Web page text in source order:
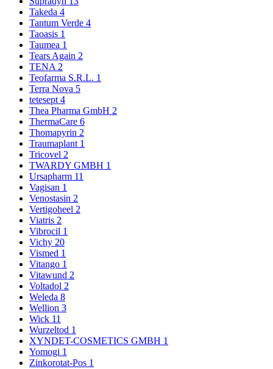
Takeda 4
Tantum Verde 4
Taoasis 1
Taumea 1
Tears Again 2
TENA 2
Teofarma S.R.L. 1
Terra Nova 5
tetesept 4
Thea Pharma GmbH 2
ThermaCare 6
Thomapyrin 2
Traumaplant 1
Tricovel 2
TWARDY GMBH 1
Ursapharm 11
Vagisan 1
Venostasin 2
Vertigoheel 2
Viatris 2
Vibrocil 1
Vichy 20
Vismed 1
Vitango 1
Vitawund 2
Voltadol 2
Weleda 8
Wellion 3
Wick 11
Wurzeltod 1
XYNDET-COSMETICS GMBH 1
Yomogi 1
Zinkorotat-Pos 1